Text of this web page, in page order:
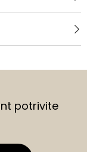
potrivite